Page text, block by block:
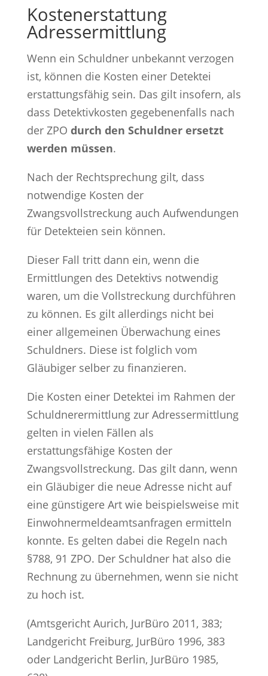
Kostenerstattung
Adressermittlung
Wenn ein Schuldner unbekannt verzogen
ist, können die Kosten einer Detektei
erstattungsfähig sein. Das gilt insofern, als
dass Detektivkosten gegebenenfalls nach
der ZPO durch den Schuldner ersetzt
werden müssen.
Nach der Rechtsprechung gilt, dass
notwendige Kosten der
Zwangsvollstreckung auch Aufwendungen
für Detekteien sein können.
Dieser Fall tritt dann ein, wenn die
Ermittlungen des Detektivs notwendig
waren, um die Vollstreckung durchführen
zu können. Es gilt allerdings nicht bei
einer allgemeinen Überwachung eines
Schuldners. Diese ist folglich vom
Gläubiger selber zu finanzieren.
Die Kosten einer Detektei im Rahmen der
Schuldnerermittlung zur Adressermittlung
gelten in vielen Fällen als
erstattungsfähige Kosten der
Zwangsvollstreckung. Das gilt dann, wenn
ein Gläubiger die neue Adresse nicht auf
eine günstigere Art wie beispielsweise mit
Einwohnermeldeamtsanfragen ermitteln
konnte. Es gelten dabei die Regeln nach
§788, 91 ZPO. Der Schuldner hat also die
Rechnung zu übernehmen, wenn sie nicht
zu hoch ist.
(Amtsgericht Aurich, JurBüro 2011, 383;
Landgericht Freiburg, JurBüro 1996, 383
oder Landgericht Berlin, JurBüro 1985,